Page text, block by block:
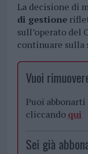
La decisione di
di gestione
sull’operato del
continuare sulla
Vuoi
Puoi abbonarti
cliccando qui
Sei già